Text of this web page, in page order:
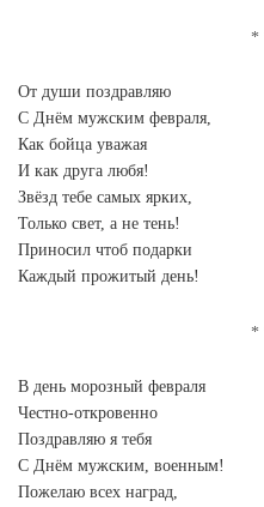
От души поздравляю
С Днём мужским февраля,
Как бойца уважая
И как друга любя!
Звёзд тебе самых ярких,
Только свет, а не тень!
Приносил чтоб подарки
Каждый прожитый день!
В день морозный февраля
Честно-откровенно
Поздравляю я тебя
С Днём мужским, военным!
Пожелаю всех наград,